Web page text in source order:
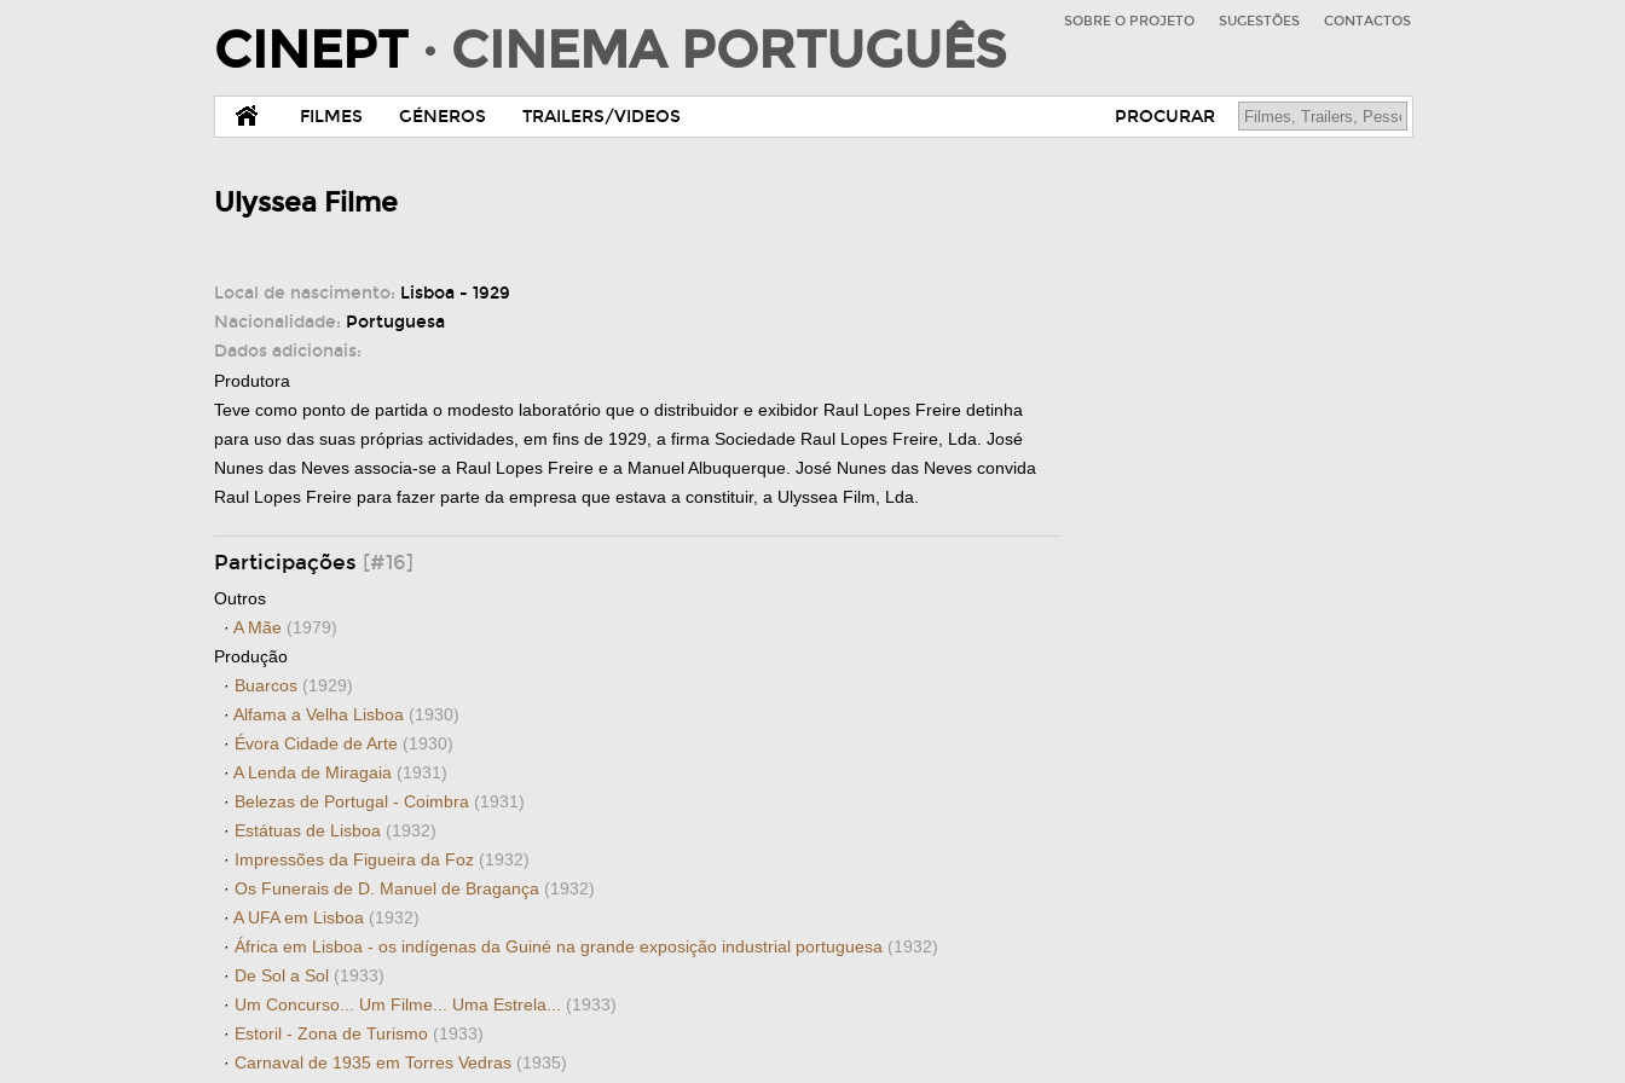
CINEPT · CINEMA PORTUGUÊS SOBRE O PROJETO SUGESTÕES CONTACTOS
FILMES GÉNEROS TRAILERS/VIDEOS PROCURAR
Ulyssea Filme
Local de nascimento: Lisboa - 1929
Nacionalidade: Portuguesa
Dados adicionais:
Produtora
Teve como ponto de partida o modesto laboratório que o distribuidor e exibidor Raul Lopes Freire detinha
para uso das suas próprias actividades, em fins de 1929, a firma Sociedade Raul Lopes Freire, Lda. José
Nunes das Neves associa-se a Raul Lopes Freire e a Manuel Albuquerque. José Nunes das Neves convida
Raul Lopes Freire para fazer parte da empresa que estava a constituir, a Ulyssea Film, Lda.
Participações [#16]
Outros
· A Mãe (1979)
Produção
· Buarcos (1929)
· Alfama a Velha Lisboa (1930)
· Évora Cidade de Arte (1930)
· A Lenda de Miragaia (1931)
· Belezas de Portugal - Coimbra (1931)
· Estátuas de Lisboa (1932)
· Impressões da Figueira da Foz (1932)
· Os Funerais de D. Manuel de Bragança (1932)
· A UFA em Lisboa (1932)
· África em Lisboa - os indígenas da Guiné na grande exposição industrial portuguesa (1932)
· De Sol a Sol (1933)
· Um Concurso... Um Filme... Uma Estrela... (1933)
· Estoril - Zona de Turismo (1933)
· Carnaval de 1935 em Torres Vedras (1935)